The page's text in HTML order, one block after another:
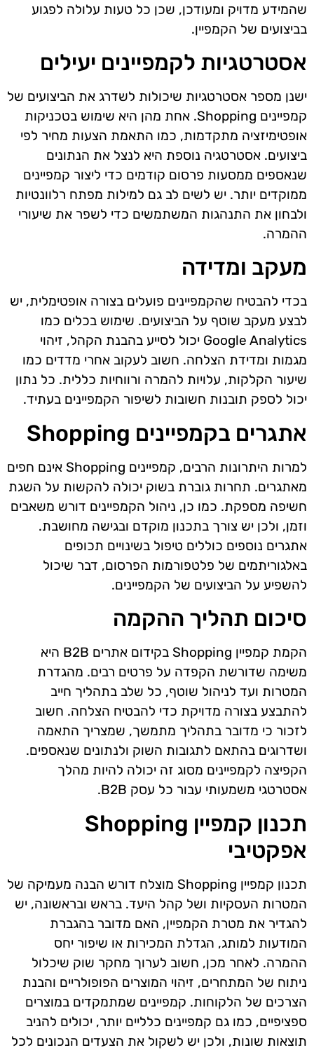
שהמידע מדויק ומעודכן, שכן כל טעות עלולה לפגוע
בביצועים של הקמפיין.
אסטרטגיות לקמפיינים יעילים
ישנן מספר אסטרטגיות שיכולות לשדרג את הביצועים של
קמפיינים Shopping. אחת מהן היא שימוש בטכניקות
אופטימיזציה מתקדמות, כמו התאמת הצעות מחיר לפי
ביצועים. אסטרטגיה נוספת היא לנצל את הנתונים
שנאספים ממסעות פרסום קודמים כדי ליצור קמפיינים
ממוקדים יותר. יש לשים לב גם למילות מפתח רלוונטיות
ולבחון את התנהגות המשתמשים כדי לשפר את שיעורי
ההמרה.
מעקב ומדידה
בכדי להבטיח שהקמפיינים פועלים בצורה אופטימלית, יש
לבצע מעקב שוטף על הביצועים. שימוש בכלים כמו
Google Analytics יכול לסייע בהבנת הקהל, זיהוי
מגמות ומדידת הצלחה. חשוב לעקוב אחרי מדדים כמו
שיעור הקלקות, עלויות להמרה ורווחיות כללית. כל נתון
יכול לספק תובנות חשובות לשיפור הקמפיינים בעתיד.
אתגרים בקמפיינים Shopping
למרות היתרונות הרבים, קמפיינים Shopping אינם חפים
מאתגרים. תחרות גוברת בשוק יכולה להקשות על השגת
חשיפה מספקת. כמו כן, ניהול הקמפיינים דורש משאבים
וזמן, ולכן יש צורך בתכנון מוקדם ובגישה מחושבת.
אתגרים נוספים כוללים טיפול בשינויים תכופים
באלגוריתמים של פלטפורמות הפרסום, דבר שיכול
להשפיע על הביצועים של הקמפיינים.
סיכום תהליך ההקמה
הקמת קמפיין Shopping בקידום אתרים B2B היא
משימה שדורשת הקפדה על פרטים רבים. מהגדרת
המטרות ועד לניהול שוטף, כל שלב בתהליך חייב
להתבצע בצורה מדויקת כדי להבטיח הצלחה. חשוב
לזכור כי מדובר בתהליך מתמשך, שמצריך התאמה
ושדרוגים בהתאם לתגובות השוק ולנתונים שנאספים.
הקפיצה לקמפיינים מסוג זה יכולה להיות מהלך
אסטרטגי משמעותי עבור כל עסק B2B.
תכנון קמפיין Shopping
אפקטיבי
תכנון קמפיין Shopping מוצלח דורש הבנה מעמיקה של
המטרות העסקיות ושל קהל היעד. בראש ובראשונה, יש
להגדיר את מטרת הקמפיין, האם מדובר בהגברת
המודעות למותג, הגדלת המכירות או שיפור יחס
ההמרה. לאחר מכן, חשוב לערוך מחקר שוק שיכלול
ניתוח של המתחרים, זיהוי המוצרים הפופולריים והבנת
הצרכים של הלקוחות. קמפיינים שמתמקדים במוצרים
ספציפיים, כמו גם קמפיינים כלליים יותר, יכולים להניב
תוצאות שונות, ולכן יש לשקול את הצעדים הנכונים לכל